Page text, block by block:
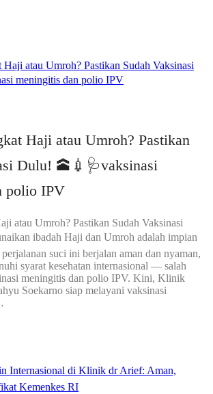
Haji atau Umroh? Pastikan
Dulu! 🕋💉🩺vaksinasi
polio IPV
atau Umroh? Pastikan Sudah Vaksinasi
ibadah Haji dan Umroh adalah impian
suci ini berjalan aman dan nyaman,
syarat kesehatan internasional — salah
meningitis dan polio IPV. Kini, Klinik
Soekarno siap melayani vaksinasi